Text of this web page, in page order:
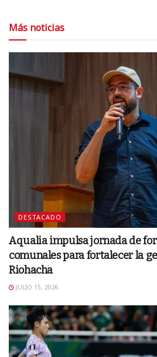
Más noticias
DESTACADO
Aqualia impulsa jornada de
comunales para fortalecer la
Riohacha
JULIO 15, 2026